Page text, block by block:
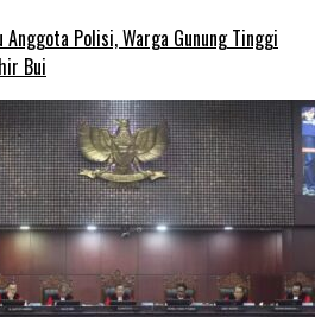
Polisi, Warga Gunung Tinggi
Bui